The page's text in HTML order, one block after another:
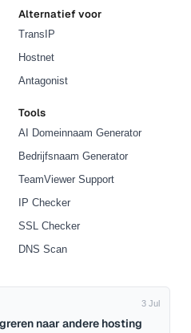
Alternatief voor
TransIP
Hostnet
Antagonist
Tools
AI Domeinnaam Generator
Bedrijfsnaam Generator
TeamViewer Support
IP Checker
SSL Checker
DNS Scan
3 Jul
naar andere hosting